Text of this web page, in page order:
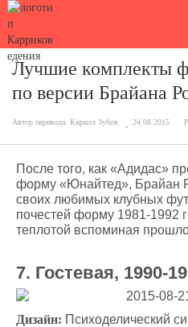
Лучшие комплекты
по версии Брайана
Автор перевода: Кирилл Зубов 24.08.2015
После того, как «Адидас»
форму «Юнайтед», Брайан
своих любимых клубных
почестей форму 1981-1992
теплотой вспоминая
7. Гостевая, 1990-
Дизайн: Психоделический